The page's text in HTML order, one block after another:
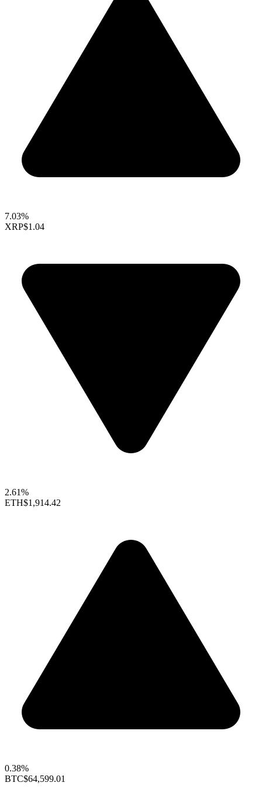
7.03%
XRP$1.04
2.61%
ETH$1,914.42
0.38%
BTC$64,599.01